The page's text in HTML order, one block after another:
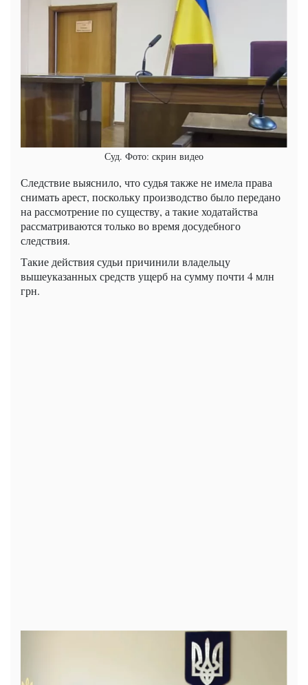
Суд. Фото: скрин видео
Следствие выяснило, что судья также не имела права
снимать арест, поскольку производство было передано
на рассмотрение по существу, а такие ходатайства
рассматриваются только во время досудебного
следствия.
Такие действия судьи причинили владельцу
вышеуказанных средств ущерб на сумму почти 4 млн
грн.